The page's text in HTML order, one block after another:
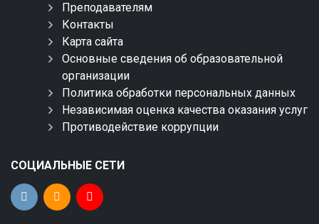
Преподавателям
Контакты
Карта сайта
Основные сведения об образовательной
организации
Политика обработки персональных данных
Независимая оценка качества оказания услуг
Противодействие коррупции
СОЦИАЛЬНЫЕ СЕТИ